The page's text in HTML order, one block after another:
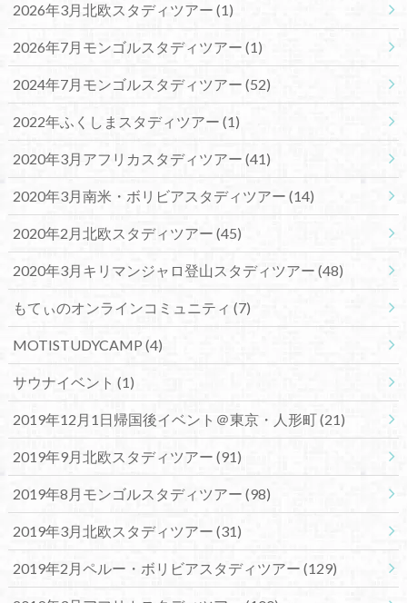
2026年3月北欧スタディツアー (1)
2026年7月モンゴルスタディツアー (1)
2024年7月モンゴルスタディツアー (52)
2022年ふくしまスタディツアー (1)
2020年3月アフリカスタディツアー (41)
2020年3月南米・ボリビアスタディツアー (14)
2020年2月北欧スタディツアー (45)
2020年3月キリマンジャロ登山スタディツアー (48)
もてぃのオンラインコミュニティ (7)
MOTISTUDYCAMP (4)
サウナイベント (1)
2019年12月1日帰国後イベント＠東京・人形町(21)
2019年9月北欧スタディツアー (91)
2019年8月モンゴルスタディツアー (98)
2019年3月北欧スタディツアー (31)
2019年2月ペルー・ボリビアスタディツアー (129)